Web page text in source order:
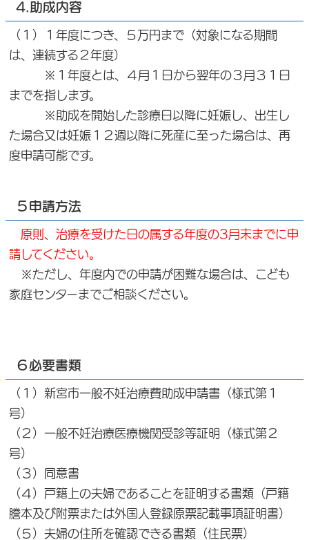
4.助成内容
（１）１年度につき、５万円まで（対象になる期間
は、連続する２年度）
※１年度とは、４月１日から翌年の３月３１日
までを指します。
※助成を開始した診療日以降に妊娠し、出生し
た場合又は妊娠１２週以降に死産に至った場合は、再
度申請可能です。
５申請方法
原則、治療を受けた日の属する年度の3月末までに申
請してください。
※ただし、年度内での申請が困難な場合は、こども
家庭センターまでご相談ください。
６必要書類
（１）新宮市一般不妊治療費助成申請書（様式第１
号）
（２）一般不妊治療医療機関受診等証明（様式第２
号）
（３）同意書
（４）戸籍上の夫婦であることを証明する書類（戸籍
謄本及び附票または外国人登録原票記載事項証明書）
（５）夫婦の住所を確認できる書類（住民票）